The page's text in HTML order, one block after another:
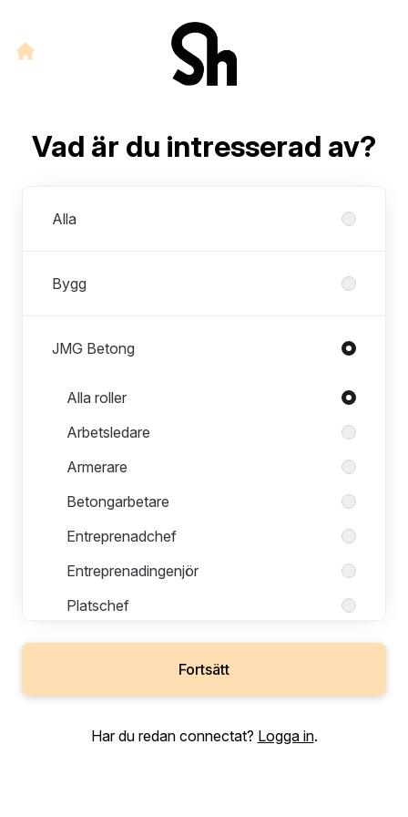
Vad är du intresserad av?
Alla
Bygg
JMG Betong
Roller i JMG Betong
Alla roller
Arbetsledare
Armerare
Betongarbetare
Entreprenadchef
Entreprenadingenjör
Platschef
Mark och anläggning
Fortsätt
Har du redan connectat? Logga in.